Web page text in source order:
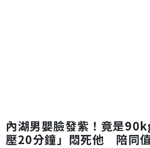
內湖男嬰臉發紫！竟是
壓20分鐘」悶死他 陪同